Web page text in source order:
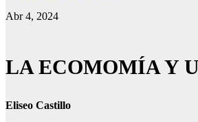
Abr 4, 2024
LA ECOMOMÍA Y
Eliseo Castillo